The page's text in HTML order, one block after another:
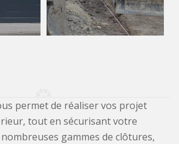
permet de réaliser vos projet
tout en sécurisant votre
gammes de clôtures,